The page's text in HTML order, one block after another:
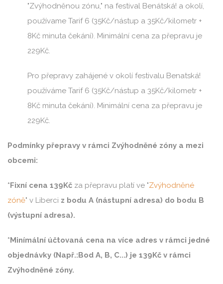
"Zvýhodněnou zónu," na festival Benátská! a okolí,
používame Tarif 6 (35Kč/nástup a 35Kč/kilometr +
8Kč minuta čekání). Minimální cena za přepravu je
229Kč.
Pro přepravy zahájené v okolí festivalu Benatská!
používáme Tarif 6 (35Kč/nástup a 35Kč/kilometr +
8Kč minuta čekání). Minimální cena za přepravu je
229Kč.
Podmínky přepravy v rámci Zvýhodněné zóny a mezi
obcemi:
*Fixní cena 139Kč za přepravu platí ve "Zvýhodněné
zóně" v Liberci z bodu A (nástupní adresa) do bodu B
(výstupní adresa).
*Minímální účtovaná cena na více adres v rámci jedné
objednávky (Např.:Bod A, B, C...) je 139Kč v rámci
Zvýhodněné zóny.